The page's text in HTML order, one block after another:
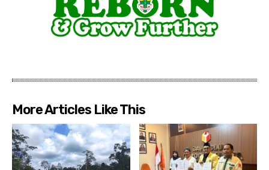
More Articles Like This